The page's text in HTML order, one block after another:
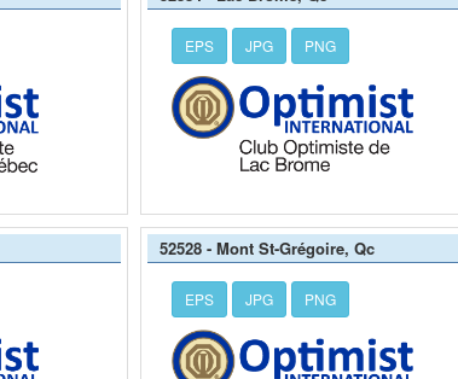
EPS JPG PNG
52528 - Mont St-Grégoire, Qc
EPS JPG PNG